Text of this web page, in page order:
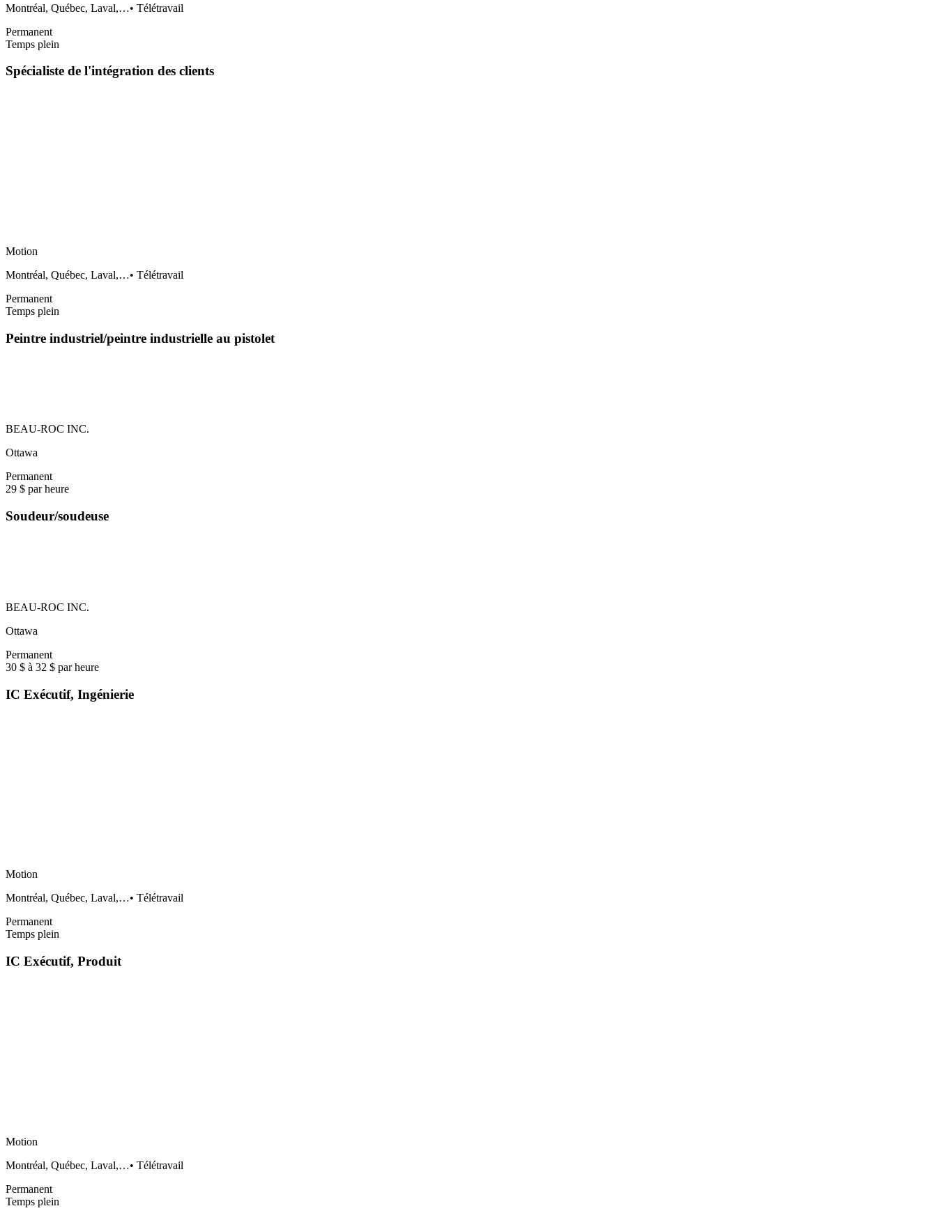
Montréal, Québec, Laval,…• Télétravail
Permanent
Temps plein
Spécialiste de l'intégration des clients
Motion
Montréal, Québec, Laval,…• Télétravail
Permanent
Temps plein
Peintre industriel/peintre industrielle au pistolet
BEAU-ROC INC.
Ottawa
Permanent
29 $ par heure
Soudeur/soudeuse
BEAU-ROC INC.
Ottawa
Permanent
30 $ à 32 $ par heure
IC Exécutif, Ingénierie
Motion
Montréal, Québec, Laval,…• Télétravail
Permanent
Temps plein
IC Exécutif, Produit
Motion
Montréal, Québec, Laval,…• Télétravail
Permanent
Temps plein